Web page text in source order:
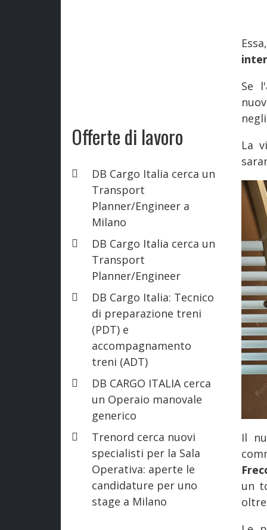
Offerte di lavoro
DB Cargo Italia cerca un
Transport
Planner/Engineer a
Milano
DB Cargo Italia cerca un
Transport
Planner/Engineer
DB Cargo Italia: Tecnico
di preparazione treni
(PDT) e
accompagnamento
treni (ADT)
DB CARGO ITALIA cerca
un Operaio manovale
generico
Trenord cerca nuovi
specialisti per la Sala
Operativa: aperte le
candidature per uno
stage a Milano
Se
La
Il
un